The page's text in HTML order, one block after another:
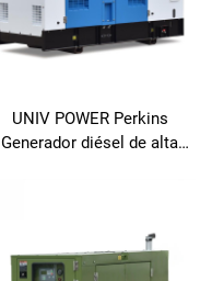
UNIV POWER Perkins
Generador diésel de alta